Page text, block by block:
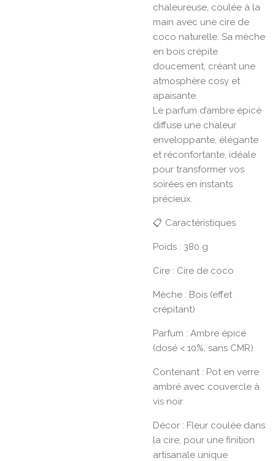
chaleureuse, coulée à la
main avec une cire de
coco naturelle. Sa mèche
en bois crépite
doucement, créant une
atmosphère cosy et
apaisante.
Le parfum d’ambre épicé
diffuse une chaleur
enveloppante, élégante
et réconfortante, idéale
pour transformer vos
soirées en instants
précieux.
📋 Caractéristiques
Poids : 380 g
Cire : Cire de coco
Mèche : Bois (effet
crépitant)
Parfum : Ambre épicé
(dosé < 10%, sans CMR)
Contenant : Pot en verre
ambré avec couvercle à
vis noir
Décor : Fleur coulée dans
la cire, pour une finition
artisanale unique